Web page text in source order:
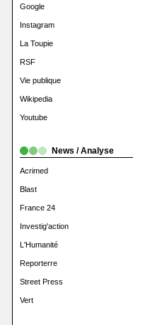
Google
Instagram
La Toupie
RSF
Vie publique
Wikipedia
Youtube
News / Analyse
Acrimed
Blast
France 24
Investig'action
L'Humanité
Reporterre
Street Press
Vert